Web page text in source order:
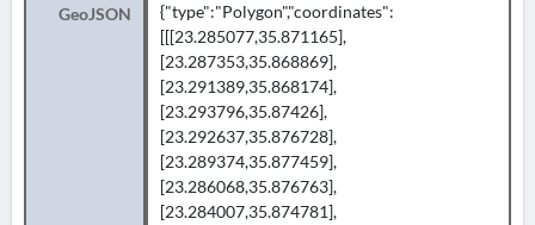
GeoJSON
{"type":"Polygon","coordinates":
[[[23.285077,35.871165],
[23.287353,35.868869],
[23.291389,35.868174],
[23.293796,35.87426],
[23.292637,35.876728],
[23.289374,35.877459],
[23.286068,35.876763],
[23.284007,35.874781],